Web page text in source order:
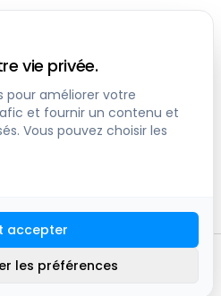
ON, M3C 3E5, Canada
BC, V6P 6G5, Canada
T2P 2T8, Canada
Plan du site
vie privée.
pour améliorer votre
et fournir un contenu et
Vous pouvez choisir les
accepter
les préférences